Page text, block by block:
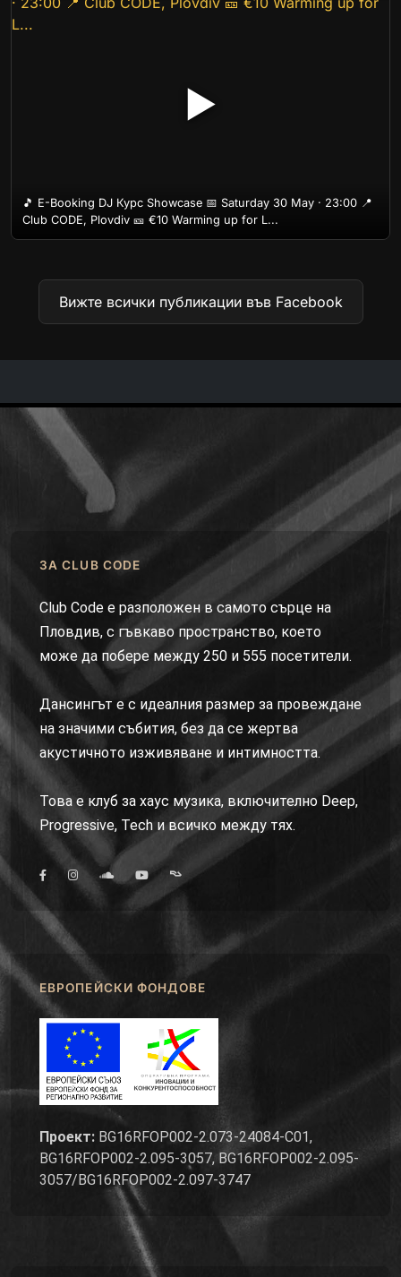
▶
🎵 E-Booking DJ Курс Showcase 📅 Saturday 30 May · 23:00 📍
Club CODE, Plovdiv 🎫 €10 Warming up for L...
Вижте всички публикации във Facebook
ЗА CLUB CODE
Club Code е разположен в самото сърце на
Пловдив, с гъвкаво пространство, което
може да побере между 250 и 555 посетители.
Дансингът е с идеалния размер за провеждане
на значими събития, без да се жертва
акустичното изживяване и интимността.
Това е клуб за хаус музика, включително Deep,
Progressive, Tech и всичко между тях.
ЕВРОПЕЙСКИ ФОНДОВЕ
Проект: BG16RFOP002-2.073-24084-C01,
BG16RFOP002-2.095-3057, BG16RFOP002-2.095-
3057/BG16RFOP002-2.097-3747